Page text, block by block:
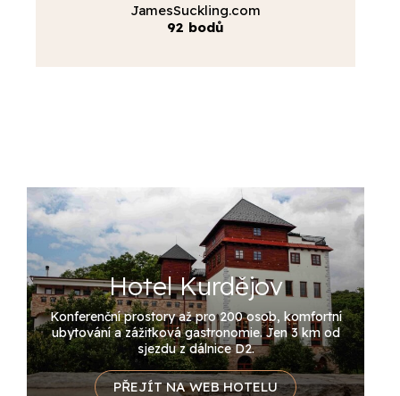
JamesSuckling.com
92 bodů
Hotel Kurdějov
Konferenční prostory až pro 200 osob, komfortní
ubytování a zážitková gastronomie. Jen 3 km od
sjezdu z dálnice D2.
PŘEJÍT NA WEB HOTELU